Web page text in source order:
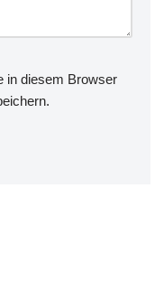
in diesem Browser